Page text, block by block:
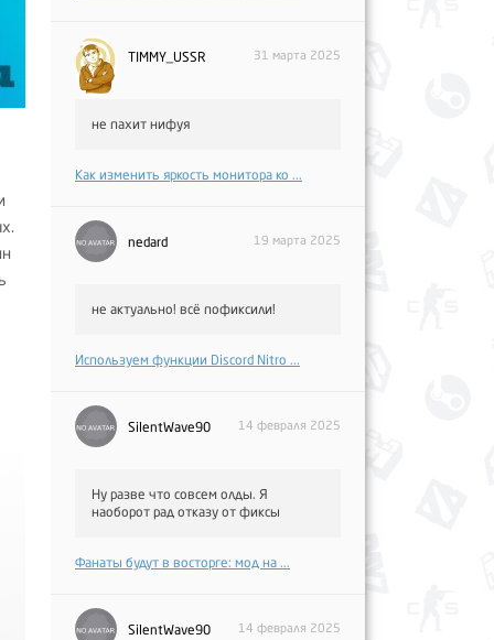
TIMMY_USSR 31 марта 2025
не пахит нифуя
Как изменить яркость монитора ко ...
nedard 19 марта 2025
не актуально! всё пофиксили!
Используем функции Discord Nitro ...
SilentWave90 14 февраля 2025
Ну разве что совсем олды. Я
наоборот рад отказу от фиксы
Фанаты будут в восторге: мод на ...
SilentWave90 14 февраля 2025